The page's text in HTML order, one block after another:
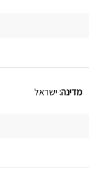
מדינה:ישראל